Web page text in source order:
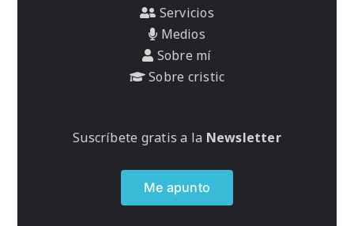
Servicios
Medios
Sobre mí
Sobre cristic
Suscríbete gratis a la Newsletter
Me apunto